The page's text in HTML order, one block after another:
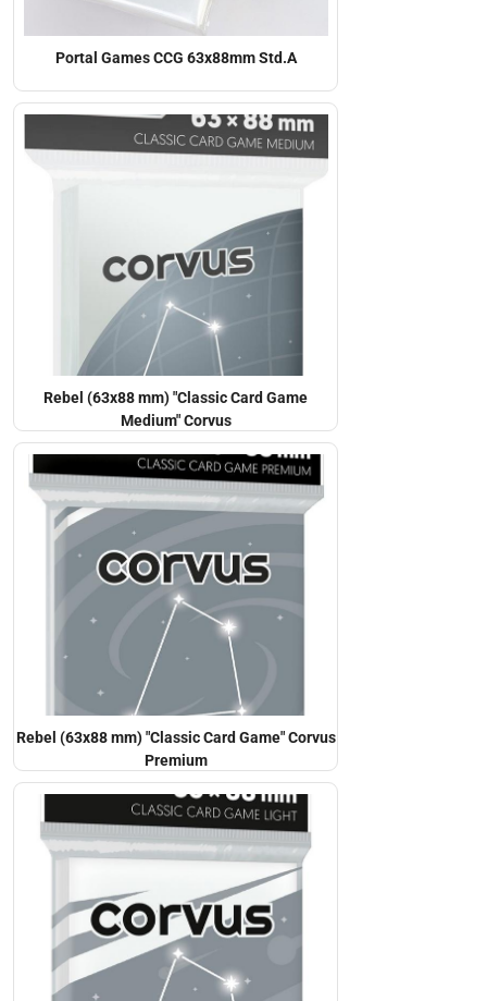
Portal Games CCG 63x88mm Std.A
Rebel (63x88 mm) "Classic Card Game
Medium" Corvus
Rebel (63x88 mm) "Classic Card Game" Corvus
Premium